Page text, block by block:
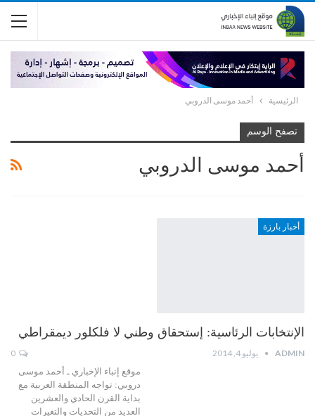
الرئيسية أحمد موسى الدروبي
تصفح الوسم
أحمد موسى الدروبي
أخبار بارزة
الإنتخابات الرئاسية: إستحقاق وطني لا فلكلور ديمقراطي
ADMIN يوليو 4, 2014
موقع إنباء الإخباري ـ أحمد موسى
دروبي: تواجه المنطقة العربية مع
بداية القرن الحادي والعشرين
العديد من التحديات والتغيرات